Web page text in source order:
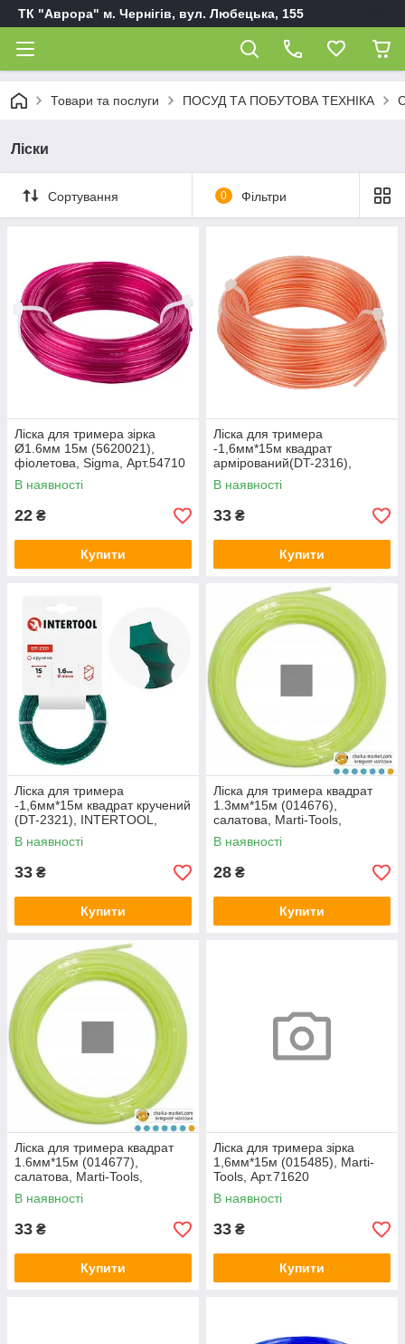
ТК "Аврора" м. Чернігів, вул. Любецька, 155
Товари та послуги ПОСУД ТА ПОБУТОВА ТЕХНІКА
Ліски
Сортування 0 Фільтри
Ліска для тримера зірка
Ø1.6мм 15м (5620021),
фіолетова, Sigma, Арт.54710
В наявності
22 ₴
Купити
Ліска для тримера
-1,6мм*15м квадрат
армірований(DT-2316),
INTERTOOL, Арт.63999
В наявності
33 ₴
Купити
Ліска для тримера
-1,6мм*15м квадрат кручений
(DT-2321), INTERTOOL,
Арт.64000
В наявності
33 ₴
Купити
Ліска для тримера квадрат
1.3мм*15м (014676),
салатова, Marti-Tools,
Арт.71614
В наявності
28 ₴
Купити
Ліска для тримера квадрат
1.6мм*15м (014677),
салатова, Marti-Tools,
Арт.71615
В наявності
33 ₴
Купити
Ліска для тримера зірка
1,6мм*15м (015485), Marti-
Tools, Арт.71620
В наявності
33 ₴
Купити